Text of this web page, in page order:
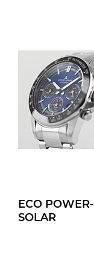
ECO POWER-
SOLAR